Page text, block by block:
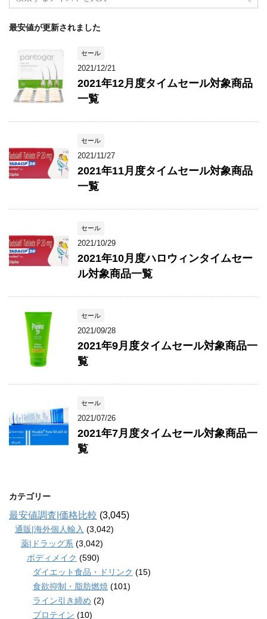
最安値が更新されました
セール
2021/12/21
2021年12月度タイムセール対象商品
一覧
セール
2021/11/27
2021年11月度タイムセール対象商品
一覧
セール
2021/10/29
2021年10月度ハロウィンタイムセー
ル対象商品一覧
セール
2021/09/28
2021年9月度タイムセール対象商品一
覧
セール
2021/07/26
2021年7月度タイムセール対象商品一
覧
カテゴリー
最安値調査|価格比較 (3,045)
通販|海外個人輸入 (3,042)
薬|ドラッグ系 (3,042)
ボディメイク (590)
ダイエット食品・ドリンク (15)
食欲抑制・脂肪燃焼 (101)
ライン引き締め (2)
プロテイン (10)